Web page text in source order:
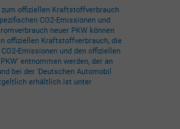
offiziellen Kraftstoffverbrauch
CO2-Emissionen und
neuer PKW können
offiziellen Kraftstoffverbrauch, die
Emissionen und den offiziellen
entnommen werden, der an
bei der 'Deutschen Automobil
erhältlich ist unter